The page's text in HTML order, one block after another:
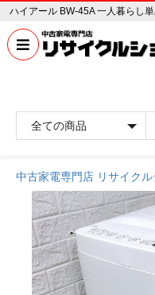
中古家電専門店 リサイク